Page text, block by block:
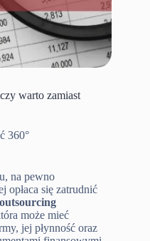
warto zamiast
360°
na pewno
opłaca się zatrudnić
outsourcing
może mieć
jej płynność oraz